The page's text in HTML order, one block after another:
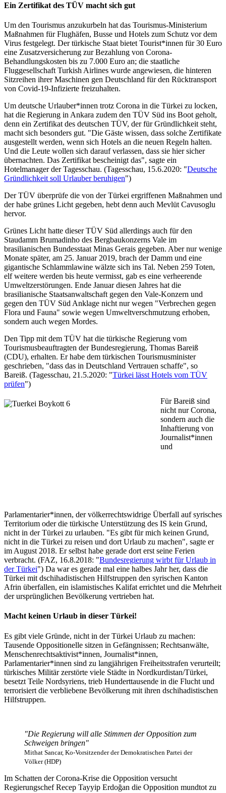
Ein Zertifikat des TÜV macht sich gut
Um den Tourismus anzukurbeln hat das Tourismus-Ministerium
Maßnahmen für Flughäfen, Busse und Hotels zum Schutz vor dem
Virus festgelegt. Der türkische Staat bietet Tourist*innen für 30 Euro
eine Zusatzversicherung zur Bezahlung von Corona-
Behandlungskosten bis zu 7.000 Euro an; die staatliche
Fluggesellschaft Turkish Airlines wurde angewiesen, die hinteren
Sitzreihen ihrer Maschinen gen Deutschland für den Rücktransport
von Covid-19-Infizierte freizuhalten.
Um deutsche Urlauber*innen trotz Corona in die Türkei zu locken,
hat die Regierung in Ankara zudem den TÜV Süd ins Boot geholt,
denn ein Zertifikat des deutschen TÜV, der für Gründlichkeit steht,
macht sich besonders gut. "Die Gäste wissen, dass solche Zertifikate
ausgestellt werden, wenn sich Hotels an die neuen Regeln halten.
Und die Leute wollen sich darauf verlassen, dass sie hier sicher
übernachten. Das Zertifikat bescheinigt das", sagte ein
Hotelmanager der Tagesschau. (Tagesschau, 15.6.2020: "Deutsche
Gründlichkeit soll Urlauber beruhigen")
Der TÜV überprüfe die von der Türkei ergriffenen Maßnahmen und
der habe grünes Licht gegeben, hebt denn auch Mevlüt Cavusoglu
hervor.
Grünes Licht hatte dieser TÜV Süd allerdings auch für den
Staudamm Brumadinho des Bergbaukonzerns Vale im
brasilianischen Bundesstaat Minas Gerais gegeben. Aber nur wenige
Monate später, am 25. Januar 2019, brach der Damm und eine
gigantische Schlammlawine wälzte sich ins Tal. Neben 259 Toten,
elf weitere werden bis heute vermisst, gab es eine verheerende
Umweltzerstörungen. Ende Januar diesen Jahres hat die
brasilianische Staatsanwaltschaft gegen den Vale-Konzern und
gegen den TÜV Süd Anklage nicht nur wegen "Verbrechen gegen
Flora und Fauna" sowie wegen Umweltverschmutzung erhoben,
sondern auch wegen Mordes.
Den Tipp mit dem TÜV hat die türkische Regierung vom
Tourismusbeauftragten der Bundesregierung, Thomas Bareiß
(CDU), erhalten. Er habe dem türkischen Tourismusminister
geschrieben, "dass das in Deutschland Vertrauen schaffe", so
Bareiß. (Tagesschau, 21.5.2020: "Türkei lässt Hotels vom TÜV
prüfen")
Für Bareiß sind
nicht nur Corona,
sondern auch die
Inhaftierung von
Journalist*innen
und
Parlamentarier*innen, der völkerrechtswidrige Überfall auf syrisches
Territorium oder die türkische Unterstützung des IS kein Grund,
nicht in der Türkei zu urlauben. "Es gibt für mich keinen Grund,
nicht in die Türkei zu reisen und dort Urlaub zu machen", sagte er
im August 2018. Er selbst habe gerade dort erst seine Ferien
verbracht. (FAZ, 16.8.2018: "Bundesregierung wirbt für Urlaub in
der Türkei") Da war es gerade mal eine halbes Jahr her, dass die
Türkei mit dschihadistischen Hilfstruppen den syrischen Kanton
Afrin überfallen, ein islamistisches Kalifat errichtet und die Mehrheit
der ursprünglichen Bevölkerung vertrieben hat.
Macht keinen Urlaub in dieser Türkei!
Es gibt viele Gründe, nicht in der Türkei Urlaub zu machen:
Tausende Oppositionelle sitzen in Gefängnissen; Rechtsanwälte,
Menschenrechtsaktivist*innen, Journalist*innen,
Parlamentarier*innen sind zu langjährigen Freiheitsstrafen verurteilt;
türkisches Militär zerstörte viele Städte in Nordkurdistan/Türkei,
besetzt Teile Nordsyriens, trieb Hunderttausende in die Flucht und
terrorisiert die verbliebene Bevölkerung mit ihren dschihadistischen
Hilfstruppen.
"Die Regierung will alle Stimmen der Opposition zum
Schweigen bringen"
Mithat Sancar, Ko-Vorsitzender der Demokratischen Partei der
Völker (HDP)
Im Schatten der Corona-Krise die Opposition versucht
Regierungschef Recep Tayyip Erdoğan die Opposition mundtot zu